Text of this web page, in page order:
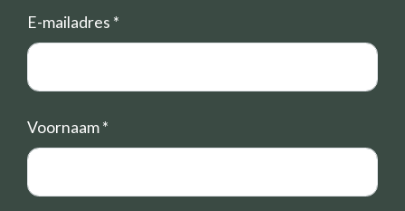
E-mailadres *
Voornaam*